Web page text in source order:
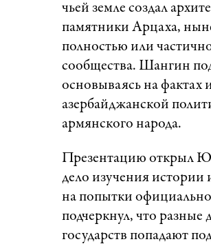
чьей земле создал
памятники Арцаха,
полностью или
сообщества. Шангин
основываясь на фактах
азербайджанской
армянского народа.
Презентацию открыл
дело изучения истории
на попытки
подчеркнул, что
государств попадают